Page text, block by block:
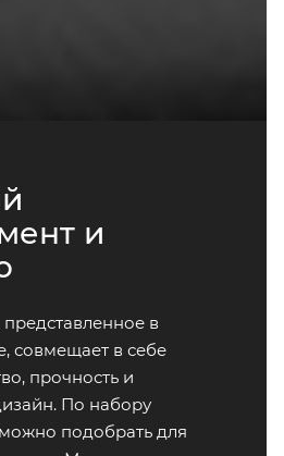
и
в
совмещает в себе
прочность и
По набору
подобрать для